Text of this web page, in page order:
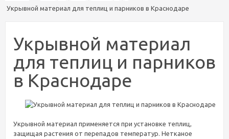
Укрывной материал для теплиц и парников в Краснодаре
Укрывной материал
для теплиц и парников
в Краснодаре
Укрывной материал применяется при установке теплиц,
защищая растения от перепадов температур. Нетканое